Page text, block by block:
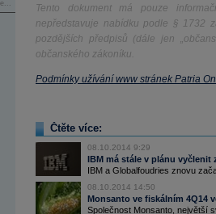
Tento dokument má pouze
nepředstavuje nabídku podle § 1732
pozdějších předpisů (dále jen
občanského zákoníku.
Podmínky užívání www stránek Patria
Čtěte více:
08.10.2014 9:29
IBM má stále v plánu
IBM a Globalfoudries znovu
08.10.2014 14:50
Monsanto ve fiskálním 4Q14
Společnost Monsanto, největší